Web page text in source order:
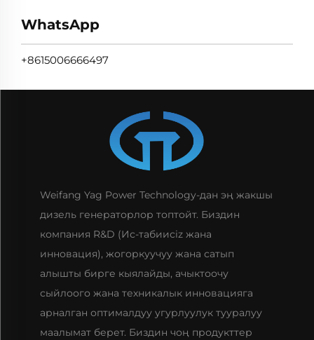
WhatsApp
+8615006666497
Weifang Yag Power Technology-дан эң жакшы
дизель генераторлор топтойт. Биздин
компания R&D (Ис-табиисiz жана
инновация), жогоркуучуу жана сатып
алышты бирге кыялайды, ачыктоочу
сыйлоого жана техникалык инновацияга
арналган оптималдуу угурлуулук тууралуу
маалымат берет. Биздин чоң продукттер